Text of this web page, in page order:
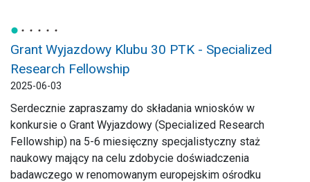
Grant Wyjazdowy Klubu 30 PTK - Specialized
Research Fellowship
2025-06-03
Serdecznie zapraszamy do składania wniosków w
konkursie o Grant Wyjazdowy (Specialized Research
Fellowship) na 5-6 miesięczny specjalistyczny staż
naukowy mający na celu zdobycie doświadczenia
badawczego w renomowanym europejskim ośrodku